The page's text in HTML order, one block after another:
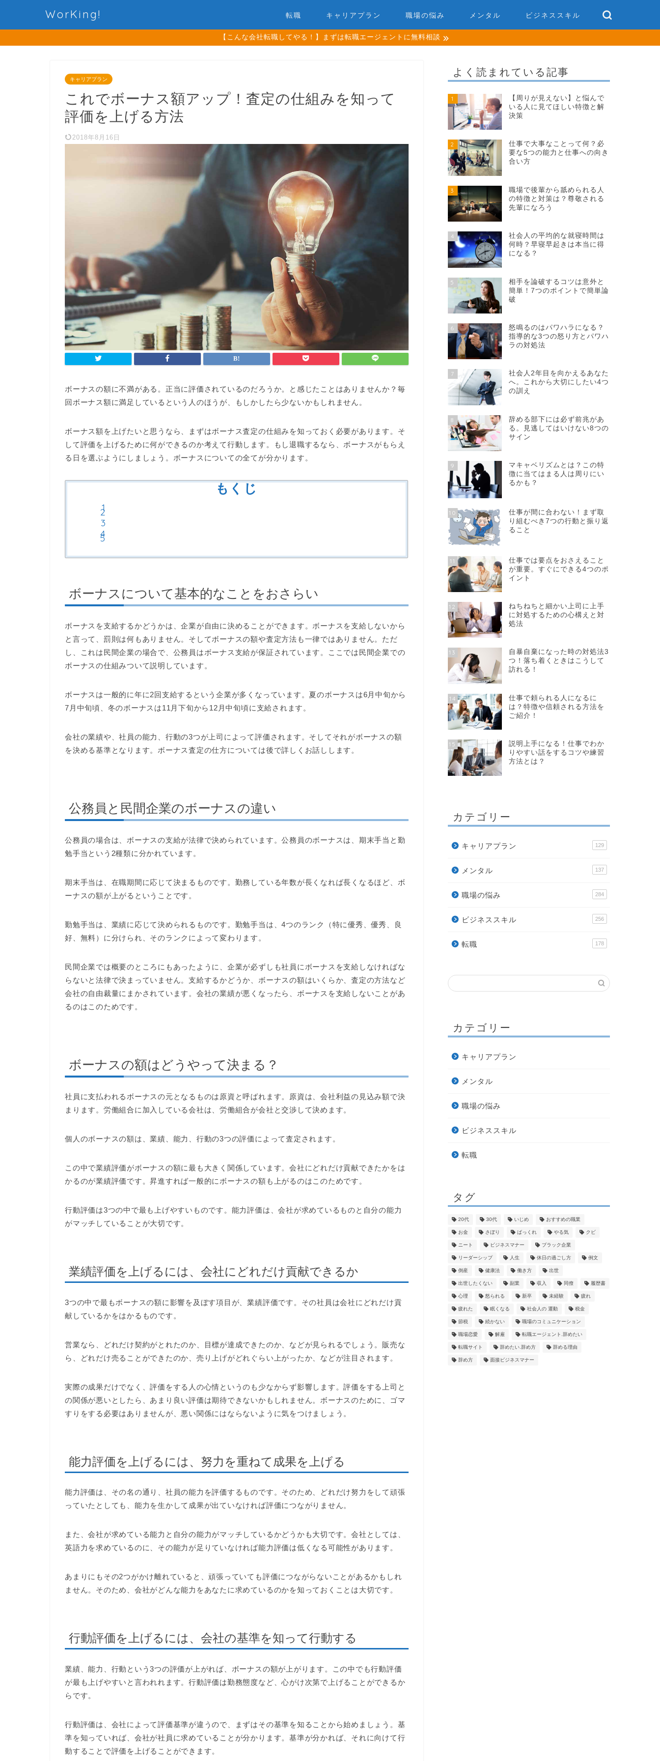
WorKing! 転職 キャリアプラン 職場の悩み メンタル ビジネススキル
【こんな会社転職してやる！】まずは転職エージェントに無料相談
キャリアプラン
これでボーナス額アップ！査定の仕組みを知って
評価を上げる方法
2018年8月16日
ボーナスの額に不満がある。正当に評価されているのだろうか。と感じたことはありませんか？毎
回ボーナス額に満足しているという人のほうが、もしかしたら少ないかもしれません。
ボーナス額を上げたいと思うなら、まずはボーナス査定の仕組みを知っておく必要があります。そ
して評価を上げるために何ができるのか考えて行動します。もし退職するなら、ボーナスがもらえ
る日を選ぶようにしましょう。ボーナスについての全てが分かります。
もくじ
ボーナスについて基本的なことをおさらい
ボーナスを支給するかどうかは、企業が自由に決めることができます。ボーナスを支給しないから
と言って、罰則は何もありません。そしてボーナスの額や査定方法も一律ではありません。ただ
し、これは民間企業の場合で、公務員はボーナス支給が保証されています。ここでは民間企業での
ボーナスの仕組みついて説明しています。
ボーナスは一般的に年に2回支給するという企業が多くなっています。夏のボーナスは6月中旬から
7月中旬頃、冬のボーナスは11月下旬から12月中旬頃に支給されます。
会社の業績や、社員の能力、行動の3つが上司によって評価されます。そしてそれがボーナスの額
を決める基準となります。ボーナス査定の仕方については後で詳しくお話しします。
公務員と民間企業のボーナスの違い
公務員の場合は、ボーナスの支給が法律で決められています。公務員のボーナスは、期末手当と勤
勉手当という2種類に分かれています。
期末手当は、在職期間に応じて決まるものです。勤務している年数が長くなれば長くなるほど、ボ
ーナスの額が上がるということです。
勤勉手当は、業績に応じて決められるものです。勤勉手当は、4つのランク（特に優秀、優秀、良
好、無料）に分けられ、そのランクによって変わります。
民間企業では概要のところにもあったように、企業が必ずしも社員にボーナスを支給しなければな
らないと法律で決まっていません。支給するかどうか、ボーナスの額はいくらか、査定の方法など
会社の自由裁量にまかされています。会社の業績が悪くなったら、ボーナスを支給しないことがあ
るのはこのためです。
ボーナスの額はどうやって決まる？
社員に支払われるボーナスの元となるものは原資と呼ばれます。原資は、会社利益の見込み額で決
まります。労働組合に加入している会社は、労働組合が会社と交渉して決めます。
個人のボーナスの額は、業績、能力、行動の3つの評価によって査定されます。
この中で業績評価がボーナスの額に最も大きく関係しています。会社にどれだけ貢献できたかをは
かるのが業績評価です。昇進すれば一般的にボーナスの額も上がるのはこのためです。
行動評価は3つの中で最も上げやすいものです。能力評価は、会社が求めているものと自分の能力
がマッチしていることが大切です。
業績評価を上げるには、会社にどれだけ貢献できるか
3つの中で最もボーナスの額に影響を及ぼす項目が、業績評価です。その社員は会社にどれだけ貢
献しているかをはかるものです。
営業なら、どれだけ契約がとれたのか、目標が達成できたのか、などが見られるでしょう。販売な
ら、どれだけ売ることができたのか、売り上げがどれぐらい上がったか、などが注目されます。
実際の成果だけでなく、評価をする人の心情というのも少なからず影響します。評価をする上司と
の関係が悪いとしたら、あまり良い評価は期待できないかもしれません。ボーナスのために、ゴマ
すりをする必要はありませんが、悪い関係にはならないように気をつけましょう。
能力評価を上げるには、努力を重ねて成果を上げる
能力評価は、その名の通り、社員の能力を評価するものです。そのため、どれだけ努力をして頑張
っていたとしても、能力を生かして成果が出ていなければ評価につながりません。
また、会社が求めている能力と自分の能力がマッチしているかどうかも大切です。会社としては、
英語力を求めているのに、その能力が足りていなければ能力評価は低くなる可能性があります。
あまりにもその2つがかけ離れていると、頑張っていても評価につながらないことがあるかもしれ
ません。そのため、会社がどんな能力をあなたに求めているのかを知っておくことは大切です。
行動評価を上げるには、会社の基準を知って行動する
業績、能力、行動という3つの評価が上がれば、ボーナスの額が上がります。この中でも行動評価
が最も上げやすいと言われれます。行動評価は勤務態度など、心がけ次第で上げることができるか
らです。
行動評価は、会社によって評価基準が違うので、まずはその基準を知ることから始めましょう。基
準を知っていれば、会社が社員に求めていることが分かります。基準が分かれば、それに向けて行
動することで評価を上げることができます。
よく読まれている記事
1
【周りが見えない】と悩んで
いる人に見てほしい特徴と解
決策
2
仕事で大事なことって何？必
要な5つの能力と仕事への向き
合い方
3
職場で後輩から舐められる人
の特徴と対策は？尊敬される
先輩になろう
4
社会人の平均的な就寝時間は
何時？早寝早起きは本当に得
になる？
5
相手を論破するコツは意外と
簡単！7つのポイントで簡単論
破
6
怒鳴るのはパワハラになる？
指導的な3つの怒り方とパワハ
ラの対処法
7
社会人2年目を向かえるあなた
へ。これから大切にしたい4つ
の訓え
8
辞める部下には必ず前兆があ
る。見逃してはいけない8つの
サイン
9
マキャベリズムとは？この特
徴に当てはまる人は周りにい
るかも？
10
仕事が間に合わない！まず取
り組むべき7つの行動と振り返
ること
11
仕事では要点をおさえること
が重要。すぐにできる4つのポ
イント
12
ねちねちと細かい上司に上手
に対処するための心構えと対
処法
13
自暴自棄になった時の対処法3
つ！落ち着くときはこうして
訪れる！
14
仕事で頼られる人になるに
は？特徴や信頼される方法を
ご紹介！
15
説明上手になる！仕事でわか
りやすい話をするコツや練習
方法とは？
カテゴリー
キャリアプラン 129
メンタル 137
職場の悩み 284
ビジネススキル 256
転職 178
カテゴリー
キャリアプラン
メンタル
職場の悩み
ビジネススキル
転職
タグ
20代 30代 いじめ おすすめの職業
お金 さぼり ばっくれ やる気 クビ
ニート ビジネスマナー ブラック企業
リーダーシップ 人生 休日の過ごし方 例文
倒産 健康法 働き方 出世
出世したくない 副業 収入 同僚 履歴書
心理 怒られる 新卒 未経験 疲れ
疲れた 眠くなる 社会人の 運動 税金
節税 続かない 職場のコミュニケーション
職場恋愛 解雇 転職エージェント.辞めたい
転職サイト 辞めたい.辞め方 辞める理由
辞め方 面接ビジネスマナー